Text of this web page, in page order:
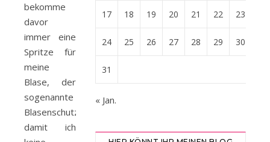
bekomme
davor
immer eine
Spritze für
meine
Blase, der
sogenannte
Blasenschutz,
damit ich
17 18 19 20 21 22 23
24 25 26 27 28 29 30
31
« Jan.